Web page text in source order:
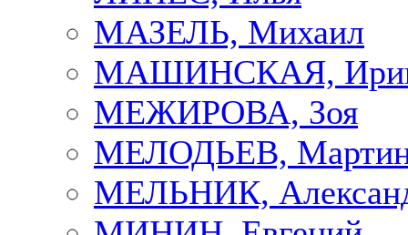
МАЗЕЛЬ, Михаил
МАШИНСКАЯ,
МЕЖИРОВА, Зоя
МЕЛОДЬЕВ,
МЕЛЬНИК,